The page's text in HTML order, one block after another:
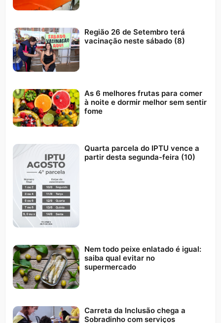
Região 26 de Setembro terá
vacinação neste sábado (8)
As 6 melhores frutas para comer
à noite e dormir melhor sem sentir
fome
Quarta parcela do IPTU vence a
partir desta segunda-feira (10)
Nem todo peixe enlatado é igual:
saiba qual evitar no
supermercado
Carreta da Inclusão chega a
Sobradinho com serviços